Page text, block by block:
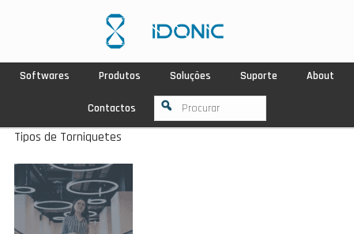
Softwares Produtos Soluções Suporte About
Contactos
Tipos de Torniquetes